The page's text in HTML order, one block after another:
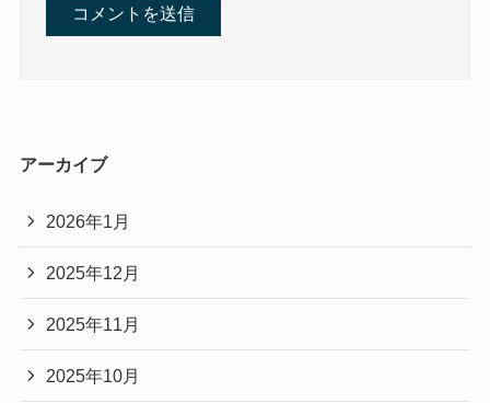
アーカイブ
2026年1月
2025年12月
2025年11月
2025年10月